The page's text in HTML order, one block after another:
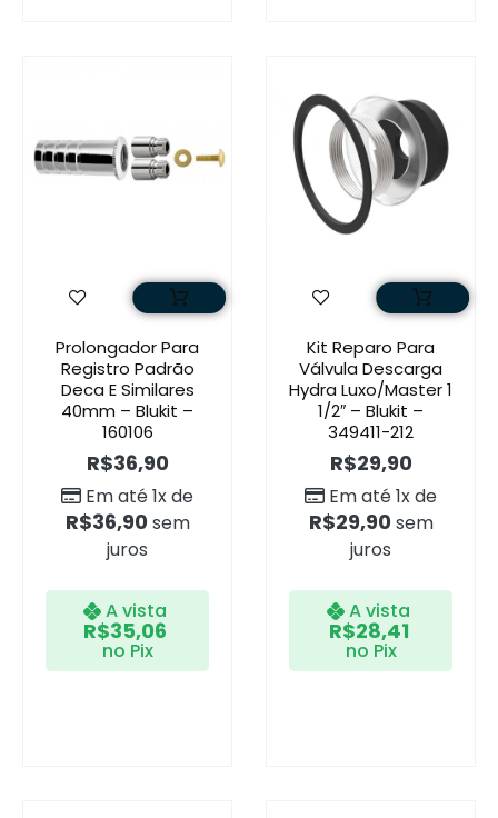
Prolongador Para
Registro Padrão
Deca E Similares
40mm – Blukit –
160106
R$36,90
Em até 1x de
R$36,90 sem
juros
A vista
R$35,06
no Pix
Kit Reparo Para
Válvula Descarga
Hydra Luxo/Master 1
1/2″ – Blukit –
349411-212
R$29,90
Em até 1x de
R$29,90 sem
juros
A vista
R$28,41
no Pix